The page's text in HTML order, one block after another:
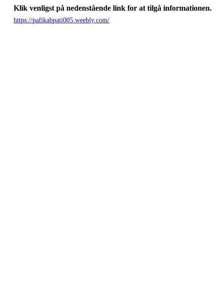
Klik venligst på nedenstående link for at tilgå informationen.
https://pafikabpati005.weebly.com/